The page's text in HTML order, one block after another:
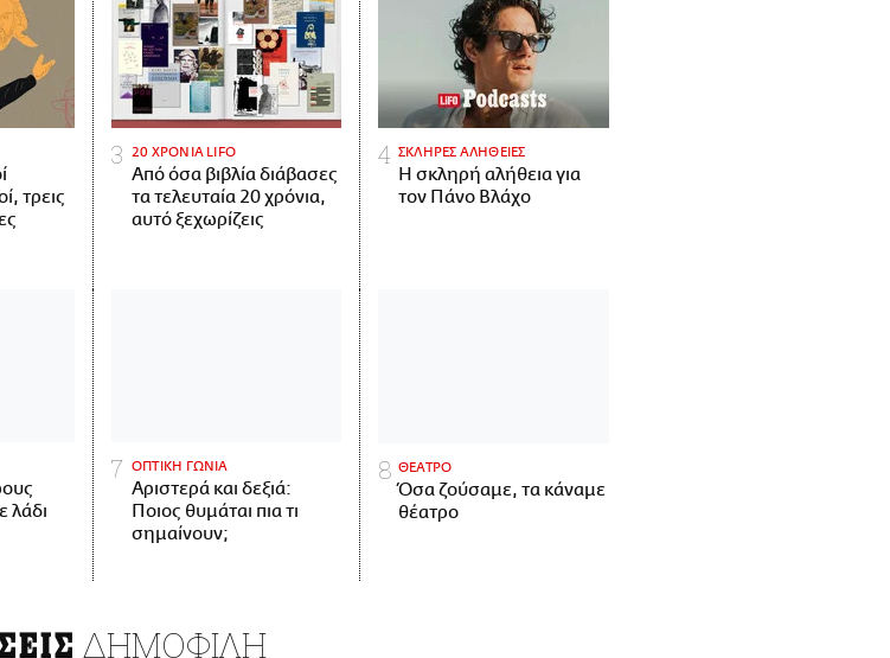
τρεις
20 ΧΡΟΝΙΑ LIFO
Από όσα βιβλία διάβασες
τα τελευταία 20 χρόνια,
αυτό ξεχωρίζεις
ΣΚΛΗΡΕΣ ΑΛΗΘΕΙΕΣ
H σκληρή αλήθεια για
τον Πάνο Βλάχο
λάδι
ΟΠΤΙΚΗ ΓΩΝΙΑ
Αριστερά και δεξιά:
Ποιος θυμάται πια τι
σημαίνουν;
ΘΕΑΤΡΟ
Όσα ζούσαμε, τα κάναμε
θέατρο
ΔΗΜΟΦΙΛΗ